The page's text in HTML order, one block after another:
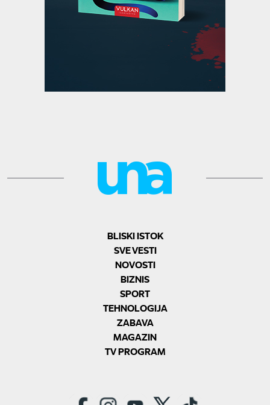
BLISKI ISTOK
SVE VESTI
NOVOSTI
BIZNIS
SPORT
TEHNOLOGIJA
ZABAVA
MAGAZIN
TV PROGRAM